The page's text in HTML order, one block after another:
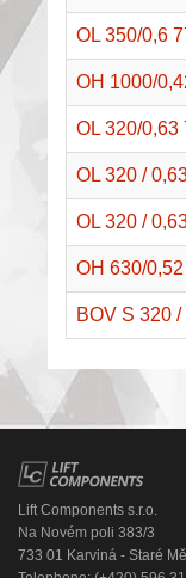
OL 350/0,6
OH 1000/
OL 320/0,63
OL 320 /
OL 320 /
OH 630/0,52
BOV S 320 /
Lift Components s.r.o.
Na Novém poli 383/3
733 01 Karviná - Staré